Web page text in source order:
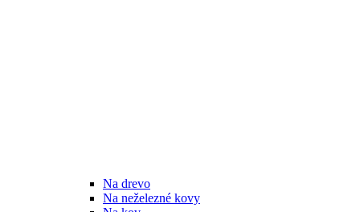
Na drevo
Na neželezné kovy